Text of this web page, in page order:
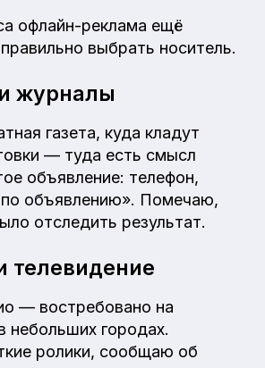
офлайн-реклама ещё
выбрать носитель.
журналы
газета, куда кладут
— туда есть смысл
объявление: телефон,
по объявлению». Помечаю,
отследить результат.
телевидение
— востребовано на
небольших городах.
ролики, сообщаю об